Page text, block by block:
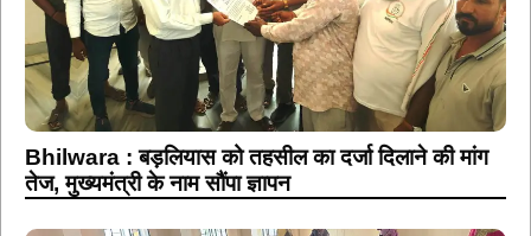
Bhilwara : बड़लियास को तहसील का दर्जा दिलाने की मांग
तेज, मुख्यमंत्री के नाम सौंपा ज्ञापन